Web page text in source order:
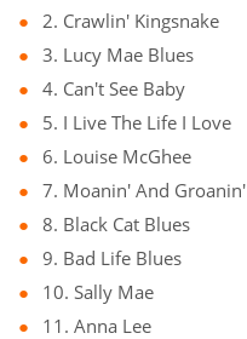
2. Crawlin' Kingsnake
3. Lucy Mae Blues
4. Can't See Baby
5. I Live The Life I Love
6. Louise McGhee
7. Moanin' And Groanin'
8. Black Cat Blues
9. Bad Life Blues
10. Sally Mae
11. Anna Lee